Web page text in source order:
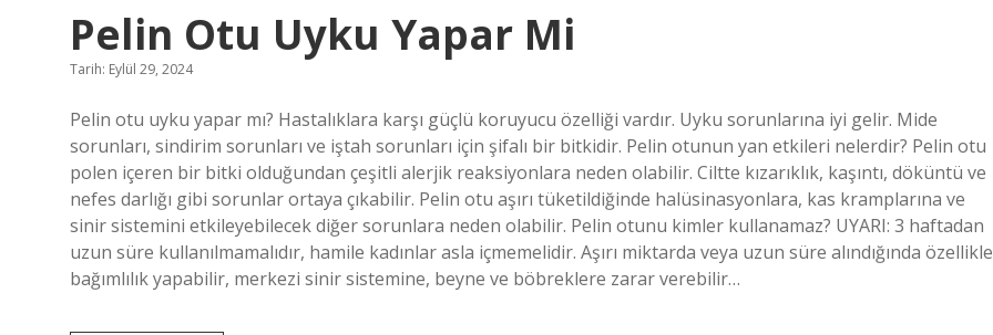
Pelin Otu Uyku Yapar Mi
Tarih: Eylül 29, 2024
Pelin otu uyku yapar mı? Hastalıklara karşı güçlü koruyucu özelliği vardır. Uyku sorunlarına iyi gelir. Mide
sorunları, sindirim sorunları ve iştah sorunları için şifalı bir bitkidir. Pelin otunun yan etkileri nelerdir? Pelin otu
polen içeren bir bitki olduğundan çeşitli alerjik reaksiyonlara neden olabilir. Ciltte kızarıklık, kaşıntı, döküntü ve
nefes darlığı gibi sorunlar ortaya çıkabilir. Pelin otu aşırı tüketildiğinde halüsinasyonlara, kas kramplarına ve
sinir sistemini etkileyebilecek diğer sorunlara neden olabilir. Pelin otunu kimler kullanamaz? UYARI: 3 haftadan
uzun süre kullanılmamalıdır, hamile kadınlar asla içmemelidir. Aşırı miktarda veya uzun süre alındığında özellikle
bağımlılık yapabilir, merkezi sinir sistemine, beyne ve böbreklere zarar verebilir…